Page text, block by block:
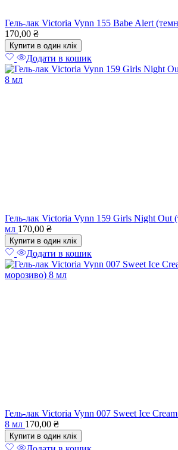
Гель-лак Victoria Vynn 155 Babe Alert
170,00 ₴
Купити в один клік
Додати в кошик
Гель-лак Victoria Vynn 159 Girls Night Out
мл 170,00 ₴
Купити в один клік
Додати в кошик
Гель-лак Victoria Vynn 007 Sweet Ice
8 мл 170,00 ₴
Купити в один клік